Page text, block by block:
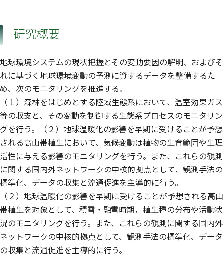
研究概要
地球環境システムの現状把握とその変動要因の解明、およびそ
れに基づく地球環境変動の予測に資するデータを整備するた
め、次のモニタリングを推進する。
（１）森林をはじめとする陸域生態系において、温室効果ガス
等の収支と、その変動を制御する生態系プロセスのモニタリン
グを行う。（２）地球温暖化の影響を早期に受けることが予想
される高山帯植生において、気候変動は植物の生育範囲や生理
活性に与える影響のモニタリングを行う。また、これらの観測
に関する国内外ネットワークの中核的拠点として、観測手法の
標準化、データの収集と流通促進を主導的に行う。
（２）地球温暖化の影響を早期に受けることが予想される高山
帯植生を対象として、積雪・融雪時期，植生種の分布や活動状
況のモニタリングを行う。また、これらの観測に関する国内外
ネットワークの中核的拠点として、観測手法の標準化、データ
の収集と流通促進を主導的に行う。